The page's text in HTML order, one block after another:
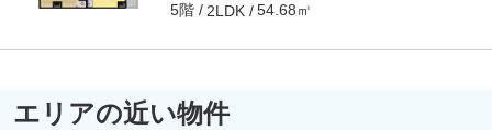
5階 2LDK 54.68㎡
エリアの近い物件